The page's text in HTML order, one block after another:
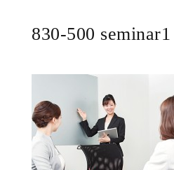
830-500 seminar1